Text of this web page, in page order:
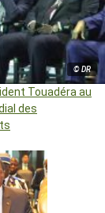
© DR
Touadéra au
des